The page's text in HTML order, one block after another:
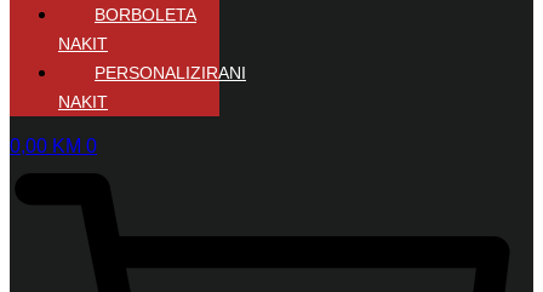
BORBOLETA
NAKIT
PERSONALIZIRANI
NAKIT
0,00 KM 0